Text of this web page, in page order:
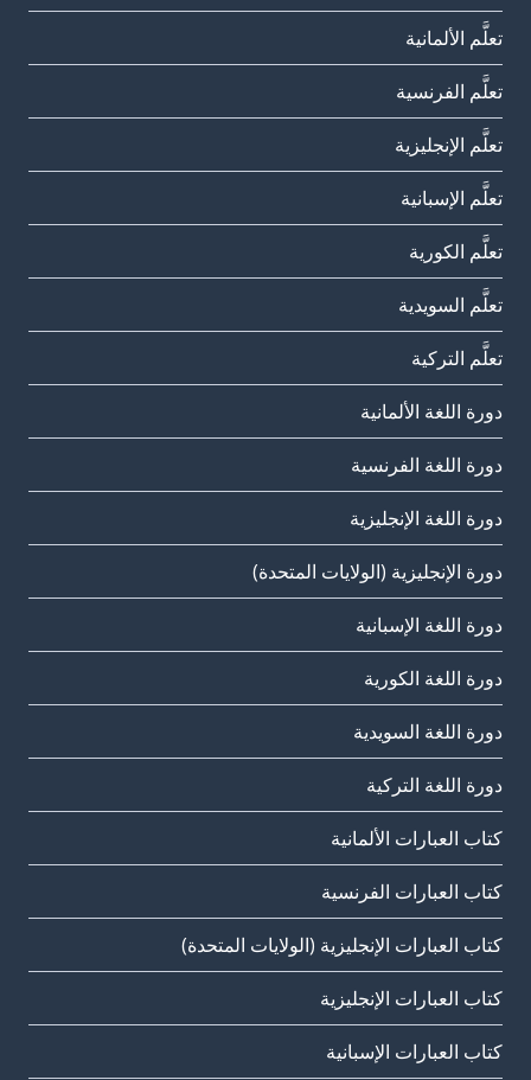
تعلَّم الألمانية
تعلَّم الفرنسية
تعلَّم الإنجليزية
تعلَّم الإسبانية
تعلَّم الكورية
تعلَّم السويدية
تعلَّم التركية
دورة اللغة الألمانية
دورة اللغة الفرنسية
دورة اللغة الإنجليزية
دورة الإنجليزية (الولايات المتحدة)
دورة اللغة الإسبانية
دورة اللغة الكورية
دورة اللغة السويدية
دورة اللغة التركية
كتاب العبارات الألمانية
كتاب العبارات الفرنسية
كتاب العبارات الإنجليزية (الولايات المتحدة)
كتاب العبارات الإنجليزية
كتاب العبارات الإسبانية